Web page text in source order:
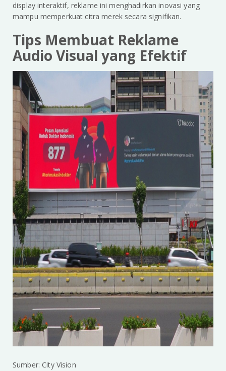
display interaktif, reklame ini menghadirkan inovasi yang
mampu memperkuat citra merek secara signifikan.
Tips Membuat Reklame
Audio Visual yang Efektif
Sumber: City Vision